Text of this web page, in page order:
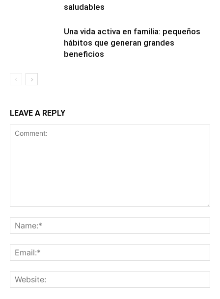
saludables
Una vida activa en familia: pequeños
hábitos que generan grandes
beneficios
LEAVE A REPLY